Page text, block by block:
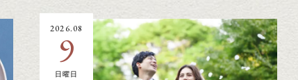
2026.08
9
日曜日